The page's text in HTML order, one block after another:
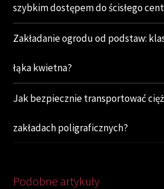
szybkim dostępem do ścisłego
Zakładanie ogrodu od podstaw:
łąka kwietna?
Jak bezpiecznie transportować
zakładach poligraficznych?
Podobne artykuły